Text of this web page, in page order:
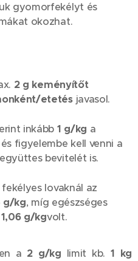
gyomorfekélyt és
okozhat.
2 g keményítőt
etetésjavasol.
inkább 1 g/kg a
figyelembe kell venni a
bevitelét is.
lovaknál az
g/kg, míg egészséges
1,06 g/kgvolt.
a 2 g/kg limit kb. 1 kg